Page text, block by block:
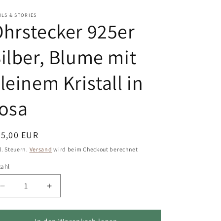
& STORIES
925er
Blume mit
Kristall in
EUR
Steuern. Versand wird beim Checkout berechnet
Verringere
die
Menge
Erhöhe
die
Menge